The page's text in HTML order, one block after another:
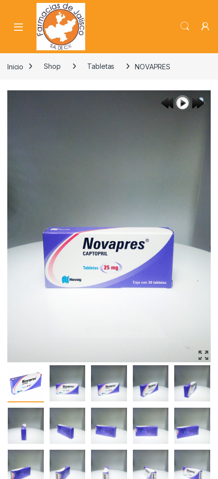
Skip to navigation
Skip to content
Inicio Shop Tabletas NOVAPRES